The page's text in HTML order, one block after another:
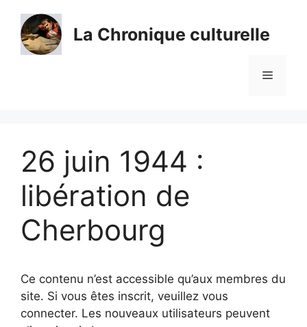
contenu
La Chronique culturelle
Menu
26 juin 1944 :
libération de
Cherbourg
Ce contenu n’est accessible qu’aux membres du
site. Si vous êtes inscrit, veuillez vous
connecter. Les nouveaux utilisateurs peuvent